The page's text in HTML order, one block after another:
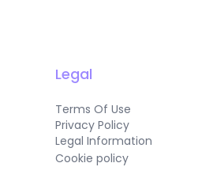
Legal
Terms Of Use
Privacy Policy
Legal Information
Cookie policy